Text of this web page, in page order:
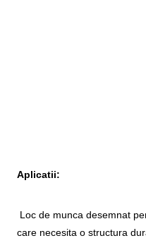
Aplicatii:
Loc de munca desemnat
care necesita o structura